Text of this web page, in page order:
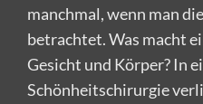
manchmal, wenn man
betrachtet. Was macht
Gesicht und Körper? In
Schönheitschirurgie